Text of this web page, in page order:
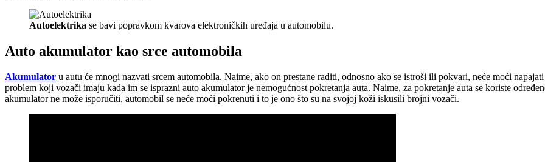
Autoelektrika se bavi popravkom kvarova elektroničkih uređaja u automobilu.
Auto akumulator kao srce automobila
Akumulator u autu će mnogi nazvati srcem automobila. Naime, ako on prestane raditi, odnosno ako se istroši ili pokvari, neće moći
problem koji vozači imaju kada im se isprazni auto akumulator je nemogućnost pokretanja auta. Naime, za pokretanje auta se koriste
akumulator ne može isporučiti, automobil se neće moći pokrenuti i to je ono što su na svojoj koži iskusili brojni vozači.